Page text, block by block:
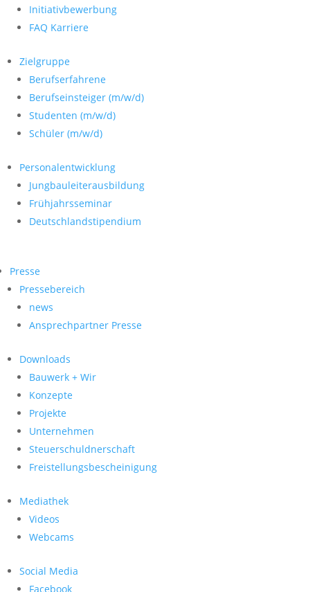
Initiativbewerbung
FAQ Karriere
Zielgruppe
Berufserfahrene
Berufseinsteiger (m/w/d)
Studenten (m/w/d)
Schüler (m/w/d)
Personalentwicklung
Jungbauleiterausbildung
Frühjahrsseminar
Deutschlandstipendium
Presse
Pressebereich
news
Ansprechpartner Presse
Downloads
Bauwerk + Wir
Konzepte
Projekte
Unternehmen
Steuerschuldnerschaft
Freistellungsbescheinigung
Mediathek
Videos
Webcams
Social Media
Facebook